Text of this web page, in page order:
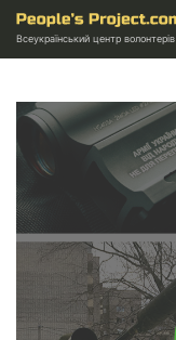
Всеукраїнський центр волонтерів